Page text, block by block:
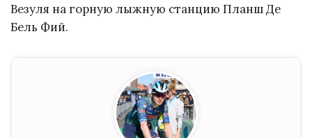
Везуля на горную лыжную станцию Планш Де
Бель Фий.